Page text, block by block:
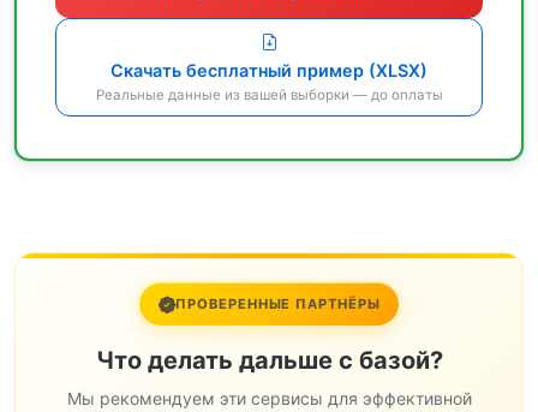
Скачать бесплатный пример (XLSX)
Реальные данные из вашей выборки — до оплаты
ПРОВЕРЕННЫЕ ПАРТНЁРЫ
Что делать дальше с базой?
Мы рекомендуем эти сервисы для эффективной